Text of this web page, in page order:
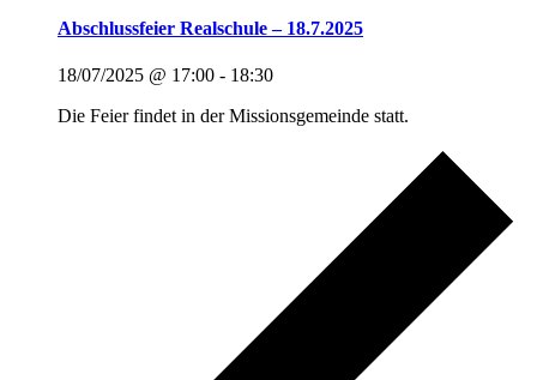
Abschlussfeier Realschule – 18.7.2025
18/07/2025 @ 17:00 - 18:30
Die Feier findet in der Missionsgemeinde statt.